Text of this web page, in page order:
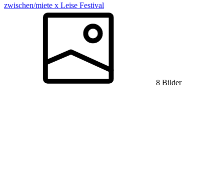
zwischen/miete x Leise Festival
8 Bilder